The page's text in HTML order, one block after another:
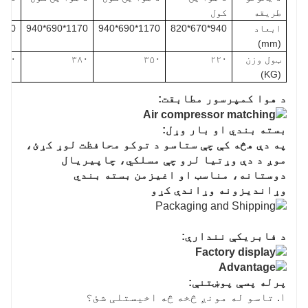
طریقه
کول
ابعاد
(mm)
940*670*820
1170*690*940
1170*690*940
ټول وزن
(KG)
۲۲۰ ۳۵۰ ۳۸۰ ۵۸۰
د هوا کمپرسور مطابقت:
بسته بندي او بار وړل:
په دې هڅه کې چې ستاسو د توکو محافظت لوړ کړئ،
موږ د دې وړتیا لرو چې مسلکي، چاپیریال
دوستانه، مناسب او اغیزمن بسته بندي
وړاندیزونه وړاندې کړو
د فابریکې نندارې:
پرله پسې پوښتنې:
۱. تاسو له مونږ څخه څه اخیستلی شئ؟